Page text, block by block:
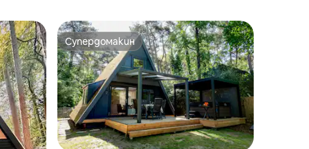
Супердомакин
Супердомакин